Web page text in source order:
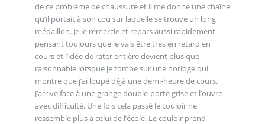
de ce problème de chaussure et il me donne une chaîne
qu’il portait à son cou sur laquelle se trouve un long
médaillon. Je le remercie et repars aussi rapidement
pensant toujours que je vais être très en retard en
cours et l’idée de rater entière devient plus que
raisonnable lorsque je tombe sur une horloge qui
montre que j’ai loupé déjà une demi-heure de cours.
J’arrive face à une grange double-porte grise et l’ouvre
avec difficulté. Une fois cela passé le couloir ne
ressemble plus à celui de l’école. Le couloir prend